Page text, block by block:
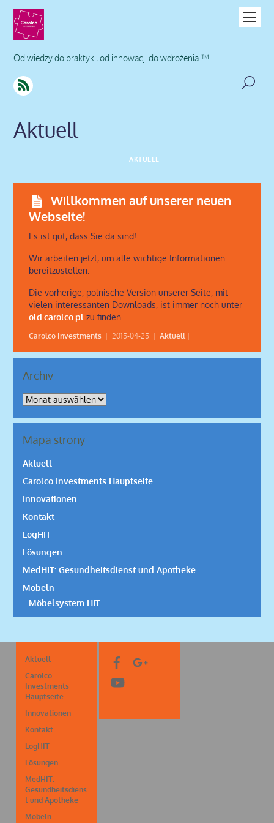
Od wiedzy do praktyki, od innowacji do wdrożenia.™
Aktuell
AKTUELL
Willkommen auf unserer neuen
Webseite!
Es ist gut, dass Sie da sind!
Wir arbeiten jetzt, um alle wichtige Informationen
bereitzustellen.
Die vorherige, polnische Version unserer Seite, mit
vielen interessanten Downloads, ist immer noch unter
old.carolco.pl zu finden.
Carolco Investments 2015-04-25 Aktuell
Archiv
Archiv
Mapa strony
Aktuell
Carolco Investments Hauptseite
Innovationen
Kontakt
LogHIT
Lösungen
MedHIT: Gesundheitsdienst und Apotheke
Möbeln
Möbelsystem HIT
Aktuell
Carolco
Investments
Hauptseite
Innovationen
Kontakt
LogHIT
Lösungen
MedHIT:
Gesundheitsdiens
t und Apotheke
Möbeln